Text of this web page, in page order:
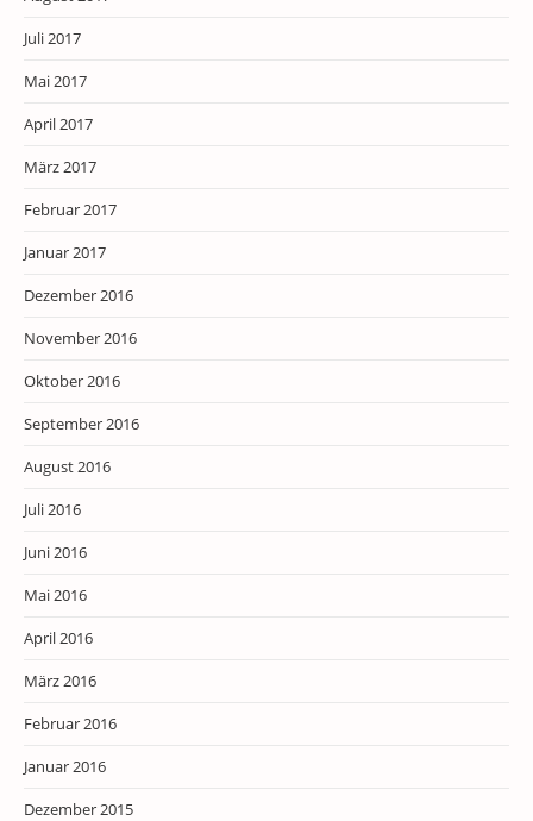
Juli 2017
Mai 2017
April 2017
März 2017
Februar 2017
Januar 2017
Dezember 2016
November 2016
Oktober 2016
September 2016
August 2016
Juli 2016
Juni 2016
Mai 2016
April 2016
März 2016
Februar 2016
Januar 2016
Dezember 2015